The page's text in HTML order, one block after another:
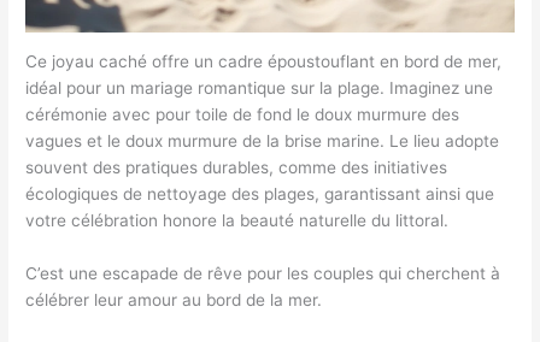
Ce joyau caché offre un cadre époustouflant en bord de mer,
idéal pour un mariage romantique sur la plage. Imaginez une
cérémonie avec pour toile de fond le doux murmure des
vagues et le doux murmure de la brise marine. Le lieu adopte
souvent des pratiques durables, comme des initiatives
écologiques de nettoyage des plages, garantissant ainsi que
votre célébration honore la beauté naturelle du littoral.
C’est une escapade de rêve pour les couples qui cherchent à
célébrer leur amour au bord de la mer.